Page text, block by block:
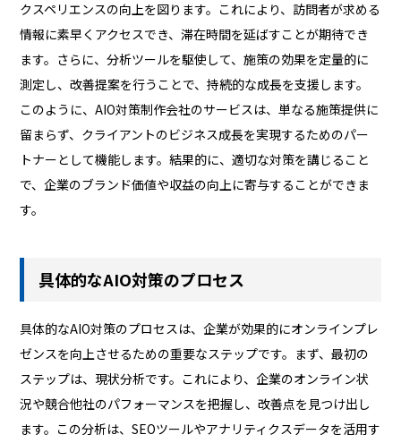
クスペリエンスの向上を図ります。これにより、訪問者が求める
情報に素早くアクセスでき、滞在時間を延ばすことが期待でき
ます。さらに、分析ツールを駆使して、施策の効果を定量的に
測定し、改善提案を行うことで、持続的な成長を支援します。
このように、AIO対策制作会社のサービスは、単なる施策提供に
留まらず、クライアントのビジネス成長を実現するためのパー
トナーとして機能します。結果的に、適切な対策を講じること
で、企業のブランド価値や収益の向上に寄与することができま
す。
具体的なAIO対策のプロセス
具体的なAIO対策のプロセスは、企業が効果的にオンラインプレ
ゼンスを向上させるための重要なステップです。まず、最初の
ステップは、現状分析です。これにより、企業のオンライン状
況や競合他社のパフォーマンスを把握し、改善点を見つけ出し
ます。この分析は、SEOツールやアナリティクスデータを活用す